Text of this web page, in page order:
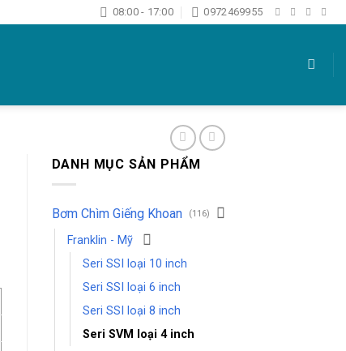
08:00 - 17:00 0972469955
DANH MỤC SẢN PHẨM
Bơm Chìm Giếng Khoan (116)
Franklin - Mỹ
Seri SSI loại 10 inch
Seri SSI loại 6 inch
Seri SSI loại 8 inch
Seri SVM loại 4 inch